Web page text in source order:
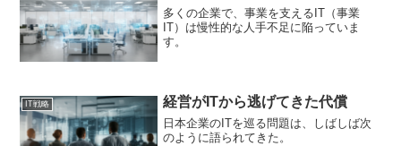
多くの企業で、事業を支えるIT（事業
IT）は慢性的な人手不足に陥っていま
す。
IT戦略 経営がITから逃げてきた代償
日本企業のITを巡る問題は、しばしば次
のように語られてきた。